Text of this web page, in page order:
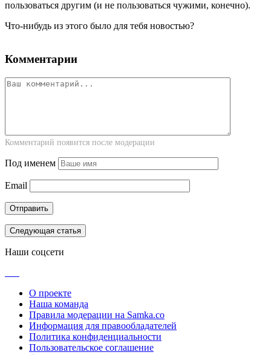
пользоваться другим (и не пользоваться чужими, конечно).
Что-нибудь из этого было для тебя новостью?
Комментарии
Комментарий появится после модерации
Под именем
Email
Следующая статья
Наши соцсети
О проекте
Наша команда
Правила модерации на Samka.co
Информация для правообладателей
Политика конфиденциальности
Пользовательское соглашение